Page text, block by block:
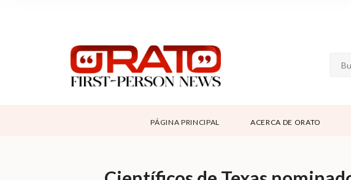
SUPPORT
CONTÁCTANOS
PÁGINA PRINCIPAL ACERCA DE ORATO